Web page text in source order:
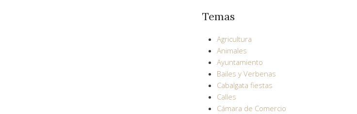
Temas
Agricultura
Animales
Ayuntamiento
Bailes y Verbenas
Cabalgata fiestas
Calles
Cámara de Comercio